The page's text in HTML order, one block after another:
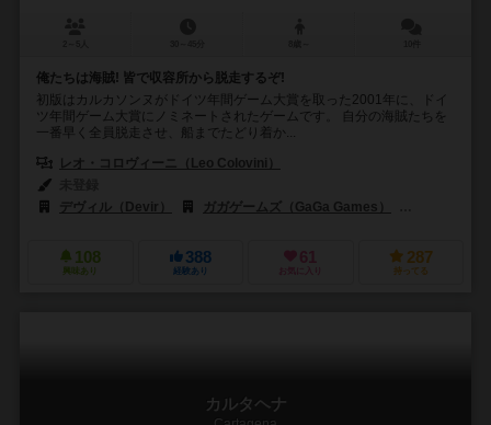
俺たちは海賊! 皆で収容所から脱走するぞ!
初版はカルカソンヌがドイツ年間ゲーム大賞を取った2001年に、ドイ
ツ年間ゲーム大賞にノミネートされたゲームです。 自分の海賊たちを
一番早く全員脱走させ、船までたどり着か...
レオ・コロヴィーニ（Leo Colovini）
デヴィル（Devir）
ガガゲームズ（GaGa Games）
108
興味あり
388
経験あり
61
お気に入り
287
持ってる
カルタヘナ